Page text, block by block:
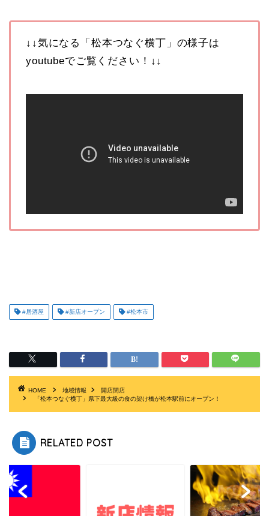
↓↓気になる「松本つなぐ横丁」の様子は
youtubeでご覧ください！↓↓
#居酒屋 #新店オープン #松本市
HOME 地域情報
開店閉店
「松本つなぐ横丁」県下最大級の食の架け橋が松本駅前にオープン！
RELATED POST